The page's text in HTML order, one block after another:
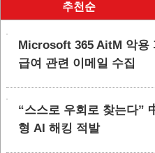
추천순
Microsoft 365 AitM 악용
급여 관련 이메일 수집
“스스로 우회로 찾는다”
형 AI 해킹 적발